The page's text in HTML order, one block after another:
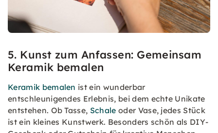
5. Kunst zum Anfassen: Gemeinsam
Keramik bemalen
Keramik bemalen ist ein wunderbar
entschleunigendes Erlebnis, bei dem echte Unikate
entstehen. Ob Tasse, Schale oder Vase, jedes Stück
ist ein kleines Kunstwerk. Besonders schön als DIY-